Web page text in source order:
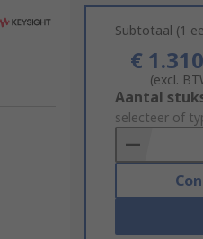
Subtotaal (1
€
(excl.
Add
to
Basket
Aantal
selecteer of